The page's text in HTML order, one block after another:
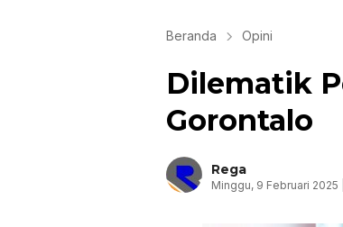
Beranda Opini
Dilematik
Gorontalo
Rega
Minggu, 9 Februari 2025